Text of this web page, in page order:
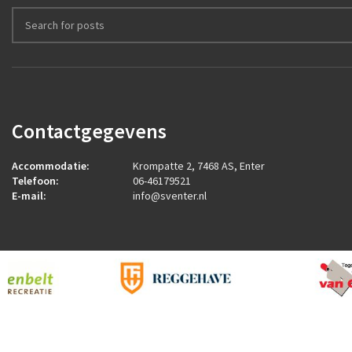
Contactgegevens
Accommodatie:
Krompatte 2, 7468 AS, Enter
Telefoon:
06-46179521
E-mail:
info@sventer.nl